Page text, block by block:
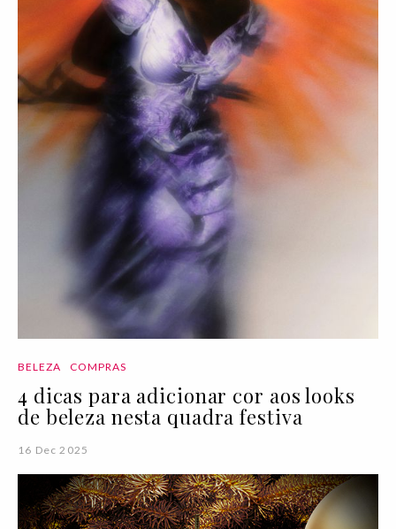
BELEZA COMPRAS
4 dicas para adicionar cor aos looks
de beleza nesta quadra festiva
16 Dec 2025